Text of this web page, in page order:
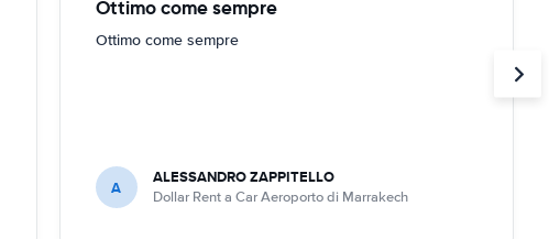
Ottimo come sempre
Ottimo come sempre
A ALESSANDRO ZAPPITELLO
Dollar Rent a Car Aeroporto di Marrakech